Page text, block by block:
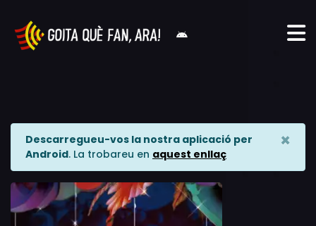
Descarregueu-vos la nostra aplicació per
Android. La trobareu en aquest enllaç
×